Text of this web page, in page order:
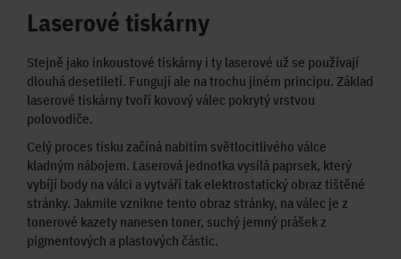
Laserové tiskárny
Stejně jako inkoustové tiskárny i ty laserové už se používají
dlouhá desetiletí. Fungují ale na trochu jiném principu. Základ
laserové tiskárny tvoří kovový válec pokrytý vrstvou
polovodiče.
Celý proces tisku začíná nabitím světlocitlivého válce
kladným nábojem. Laserová jednotka vysílá paprsek, který
vybíjí body na válci a vytváří tak elektrostatický obraz tištěné
stránky. Jakmile vznikne tento obraz stránky, na válec je z
tonerové kazety nanesen toner, suchý jemný prášek z
pigmentových a plastových částic.